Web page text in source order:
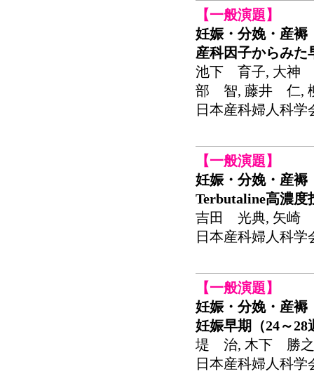
【一般演題】
妊娠・分娩・産褥
産科因子からみた
池下 育子, 大神
部 智, 藤井 仁,
日本産科婦人科学
【一般演題】
妊娠・分娩・産褥
Terbutaline高濃度
吉田 光典, 矢崎
日本産科婦人科学
【一般演題】
妊娠・分娩・産褥
妊娠早期（24～
堤 治, 木下 勝
日本産科婦人科学